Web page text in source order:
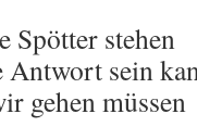
Spötter stehen
sein
gehen müssen